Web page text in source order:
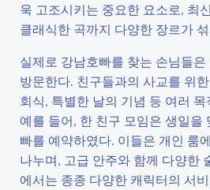
욱 고조시키는 중요한 요소로, 최
클래식한 곡까지 다양한 장르가
실제로 강남호빠를 찾는 손님들
방문한다. 친구들과의 사교를 위
회식, 특별한 날의 기념 등 여러
예를 들어, 한 친구 모임은 생일을
빠를 예약하였다. 이들은 개인 룸
나누며, 고급 안주와 함께 다양한
에서는 종종 다양한 캐릭터의 서